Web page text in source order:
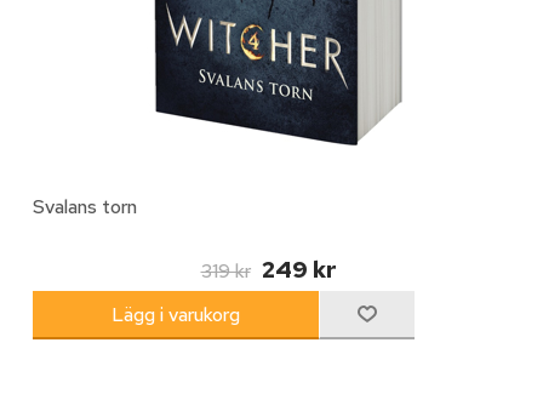
Svalans torn
319 kr 249 kr